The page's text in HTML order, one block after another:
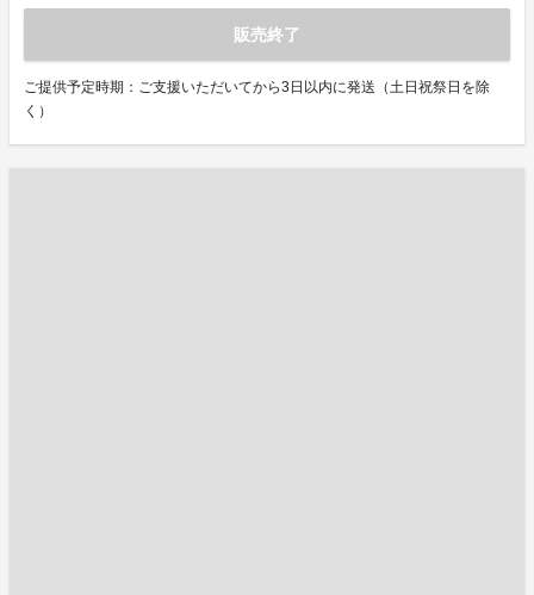
販売終了
ご提供予定時期：ご支援いただいてから3日以内に発送（土日祝祭日を除
く）